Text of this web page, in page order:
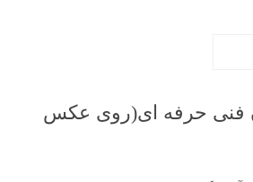
فنی حرفه ای(روی عکس